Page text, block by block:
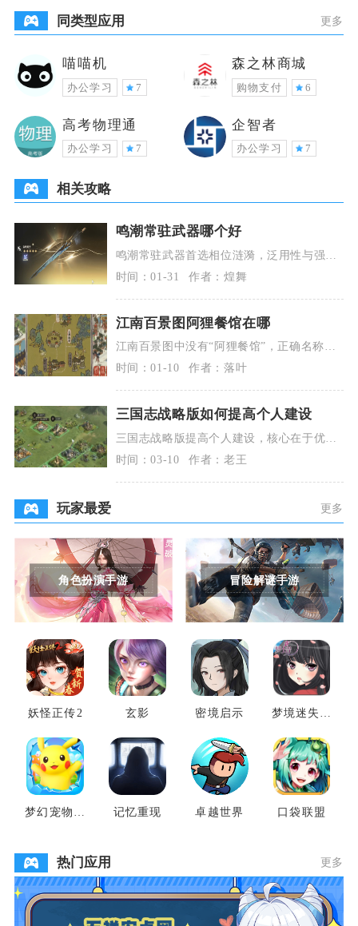
同类型应用 更多
喵喵机
办公学习 7
森之林商城
购物支付 6
高考物理通
办公学习 7
企智者
办公学习 7
相关攻略
鸣潮常驻武器哪个好
鸣潮常驻武器首选相位涟漪，泛用性与强度
拉满；次选千古洑流，开荒与适配性稳定；
脉冲协臂、源能
时间：01-31 作者：煌舞
江南百景图阿狸餐馆在哪
江南百景图中没有“阿狸餐馆”，正确名称是
七狸餐馆，它位于苏州探险第二章·七狸山塘
地图内，巽
时间：01-10 作者：落叶
三国志战略版如何提高个人建设
三国志战略版提高个人建设，核心在于优先
升级高级资源地建筑、搭配高内政武将委
任、合理规划建筑
时间：03-10 作者：老王
玩家最爱 更多
角色扮演手游 冒险解谜手游
妖怪正传2 玄影 密境启示
梦境迷失之
梦幻宠物联
记忆重现 卓越世界 口袋联盟
热门应用 更多